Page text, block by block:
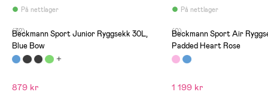
På nettlager
(32)
Beckmann Sport Junior Ryggsekk 30L,
Blue Bow
879 kr
På nettlager
(0)
Beckmann Sport Air
Padded Heart Rose
1 199 kr